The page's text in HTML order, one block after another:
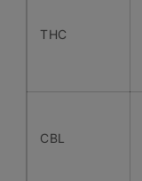
THC
CBL